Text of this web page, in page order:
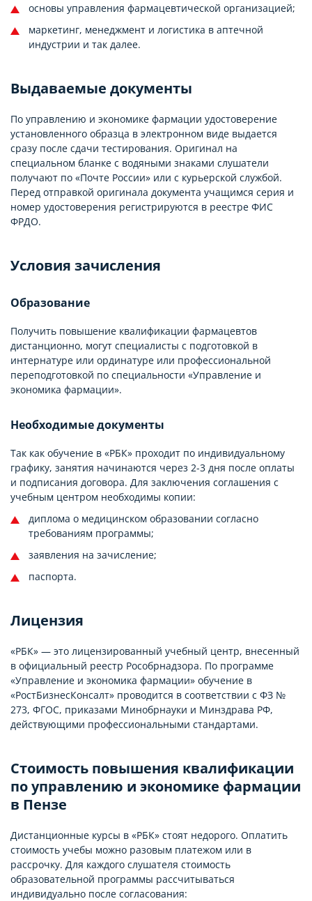
основы управления фармацевтической организацией;
маркетинг, менеджмент и логистика в аптечной
индустрии и так далее.
Выдаваемые документы
По управлению и экономике фармации удостоверение
установленного образца в электронном виде выдается
сразу после сдачи тестирования. Оригинал на
специальном бланке с водяными знаками слушатели
получают по «Почте России» или с курьерской службой.
Перед отправкой оригинала документа учащимся серия и
номер удостоверения регистрируются в реестре ФИС
ФРДО.
Условия зачисления
Образование
Получить повышение квалификации фармацевтов
дистанционно, могут специалисты с подготовкой в
интернатуре или ординатуре или профессиональной
переподготовкой по специальности «Управление и
экономика фармации».
Необходимые документы
Так как обучение в «РБК» проходит по индивидуальному
графику, занятия начинаются через 2-3 дня после оплаты
и подписания договора. Для заключения соглашения с
учебным центром необходимы копии:
диплома о медицинском образовании согласно
требованиям программы;
заявления на зачисление;
паспорта.
Лицензия
«РБК» — это лицензированный учебный центр, внесенный
в официальный реестр Рособрнадзора. По программе
«Управление и экономика фармации» обучение в
«РостБизнесКонсалт» проводится в соответствии с ФЗ №
273, ФГОС, приказами Минобрнауки и Минздрава РФ,
действующими профессиональными стандартами.
Стоимость повышения квалификации
по управлению и экономике фармации
в Пензе
Дистанционные курсы в «РБК» стоят недорого. Оплатить
стоимость учебы можно разовым платежом или в
рассрочку. Для каждого слушателя стоимость
образовательной программы рассчитываться
индивидуально после согласования: